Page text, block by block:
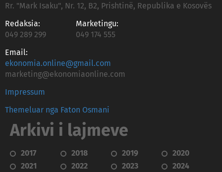
Rr. "Mark Isaku", Nr. 12, B2, Prishtinë, Republika e Kosovës
Redaksia:
049 289 299
Marketingu:
049 174 555
Email:
ekonomia.online@gmail.com
marketing@ekonomiaonline.com
Impressum
Themeluar nga Faton Osmani
Arkivi i lajmeve
2017 2018 2019
2020
2021
2022 2023
2024